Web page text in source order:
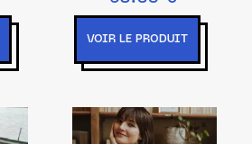
VOIR LE PRODUIT